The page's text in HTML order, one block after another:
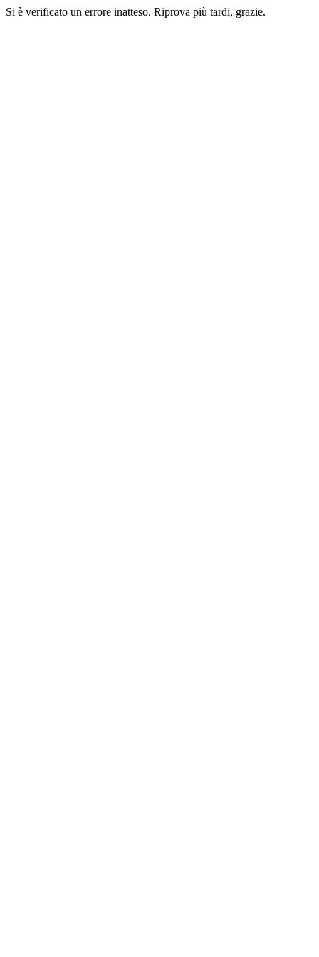
Si è verificato un errore inatteso. Riprova più tardi, grazie.